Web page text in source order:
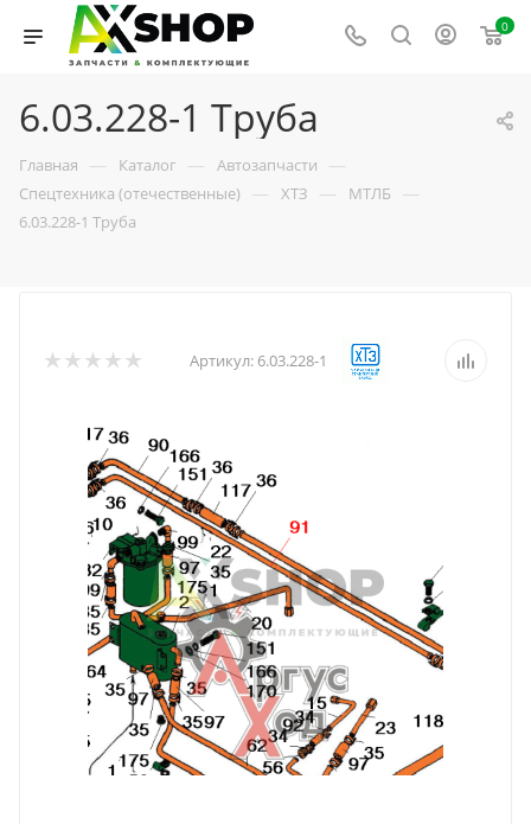
0
6.03.228-1 Труба
Главная — Каталог — Автозапчасти —
Спецтехника (отечественные) — ХТЗ — МТЛБ —
6.03.228-1 Труба
Артикул: 6.03.228-1